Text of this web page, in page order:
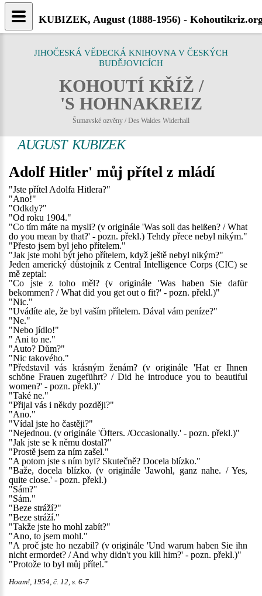
JIHOČESKÁ VĚDECKÁ KNIHOVNA V ČESKÝCH
BUDĚJOVICÍCH
KOHOUTÍ KŘÍŽ /
'S HOHNAKREIZ
Šumavské ozvěny / Des Waldes Widerhall
AUGUST KUBIZEK
Adolf Hitler' můj přítel z mládí
"Jste přítel Adolfa Hitlera?"
"Ano!"
"Odkdy?"
"Od roku 1904."
"Co tím máte na mysli? (v originále 'Was soll das heißen? / What
do you mean by that?' - pozn. překl.) Tehdy přece nebyl nikým."
"Přesto jsem byl jeho přítelem."
"Jak jste mohl být jeho přítelem, když ještě nebyl nikým?"
Jeden americký důstojník z Central Intelligence Corps (CIC) se
mě zeptal:
"Co jste z toho měl? (v originále 'Was haben Sie dafür
bekommen? / What did you get out o fit?' - pozn. překl.)"
"Nic."
"Uvádíte ale, že byl vaším přítelem. Dával vám peníze?"
"Ne."
"Nebo jídlo!"
" Ani to ne."
"Auto? Dům?"
"Nic takového."
"Představil vás krásným ženám? (v originále 'Hat er Ihnen
schöne Frauen zugeführt? / Did he introduce you to beautiful
women?' - pozn. překl.)"
"Také ne."
"Přijal vás i někdy později?"
"Ano."
"Vídal jste ho častěji?"
"Nejednou. (v originále 'Öfters. /Occasionally.' - pozn. překl.)"
"Jak jste se k němu dostal?"
"Prostě jsem za ním zašel."
"A potom jste s ním byl? Skutečně? Docela blízko."
"Baže, docela blízko. (v originále 'Jawohl, ganz nahe. / Yes,
quite close.' - pozn. překl.)
"Sám?"
"Sám."
"Beze stráží?"
"Beze stráží."
"Takže jste ho mohl zabít?"
"Ano, to jsem mohl."
"A proč jste ho nezabil? (v originále 'Und warum haben Sie ihn
nicht ermordet? / And why didn't you kill him?' - pozn. překl.)"
"Protože to byl můj přítel."
Hoam!, 1954, č. 12, s. 6-7
KUBIZEK, August (1888-1956) -